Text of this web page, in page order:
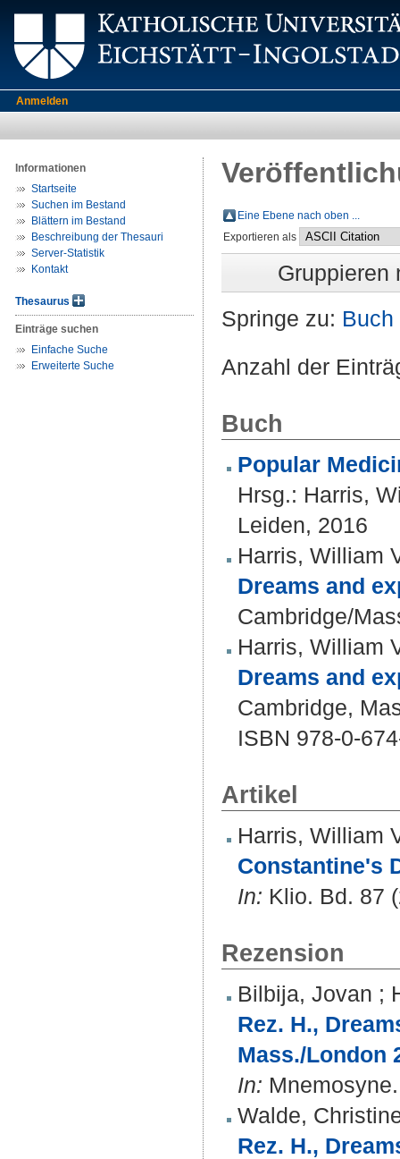
Anmelden
Informationen
Startseite
Suchen im Bestand
Blättern im Bestand
Beschreibung der Thesauri
Server-Statistik
Kontakt
Thesaurus
Einträge suchen
Einfache Suche
Erweiterte Suche
Eine Ebene nach oben ...
Exportieren als
Gruppieren
Springe zu: Buch
Anzahl der
Buch
Popular
Hrsg.: Harris,
Leiden, 2016
Harris, William
Dreams and
Cambridge/
Harris, William
Dreams and
Cambridge,
ISBN 978-0-
Artikel
Harris, William
Constantine's
In: Klio. Bd. 87
Rezension
Bilbija, Jovan ;
Rez. H.,
Mass./London
In:
Walde,
Rez. H.,